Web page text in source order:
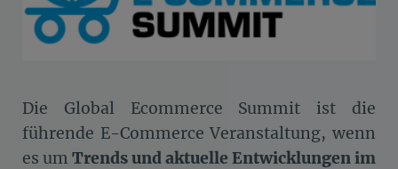
Die Global Ecommerce Summit ist die
führende E-Commerce Veranstaltung, wenn
es um Trends und aktuelle Entwicklungen im